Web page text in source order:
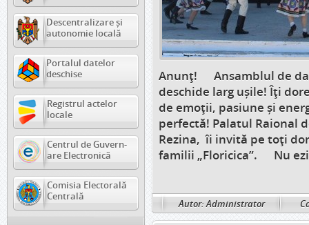
Descentralizare și
autonomie locală
Portalul datelor
deschise
Registrul actelor
locale
Centrul de Guvern-
are Electronică
Comisia Electorală
Centrală
Anunț! Ansamblul de
deschide larg ușile! Îți
de emoții, pasiune și
perfectă! Palatul Raional
Rezina, îi invită pe toți
familii „Floricica”. Nu
Autor: Administrator